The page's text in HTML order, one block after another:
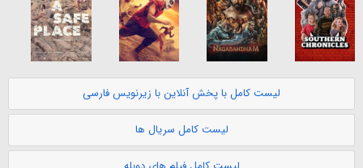
لیست کامل با پخش آنلاین با زیرنویس فارسی
لیست کامل سریال ها